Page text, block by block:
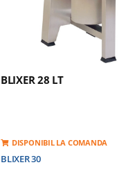
BLIXER 28 LT
DISPONIBIL LA COMANDA
BLIXER 30